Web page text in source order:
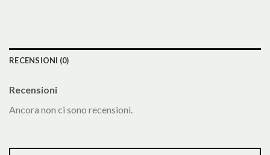
RECENSIONI (0)
Recensioni
Ancora non ci sono recensioni.